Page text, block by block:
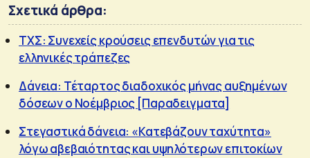
Σχετικά άρθρα:
ΤΧΣ: Συνεχείς κρούσεις επενδυτών για τις
ελληνικές τράπεζες
Δάνεια: Τέταρτος διαδοχικός μήνας αυξημένων
δόσεων ο Νοέμβριος [Παραδειγματα]
Στεγαστικά δάνεια: «Κατεβάζουν ταχύτητα»
λόγω αβεβαιότητας και υψηλότερων επιτοκίων